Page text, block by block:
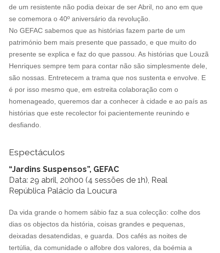
de um resistente não podia deixar de ser Abril, no ano em que
se comemora o 40º aniversário da revolução.
No GEFAC sabemos que as histórias fazem parte de um
património bem mais presente que passado, e que muito do
presente se explica e faz do que passou. As histórias que Louzã
Henriques sempre tem para contar não são simplesmente dele,
são nossas. Entretecem a trama que nos sustenta e envolve. E
é por isso mesmo que, em estreita colaboração com o
homenageado, queremos dar a conhecer à cidade e ao país as
histórias que este recolector foi pacientemente reunindo e
desfiando.
Espectáculos
“Jardins Suspensos”, GEFAC
Data: 29 abril, 20h00 (4 sessões de 1h), Real
República Palácio da Loucura
Da vida grande o homem sábio faz a sua colecção: colhe dos
dias os objectos da história, coisas grandes e pequenas,
deixadas desatendidas, e guarda. Dos cafés as noites de
tertúlia, da comunidade o alfobre dos valores, da boémia a